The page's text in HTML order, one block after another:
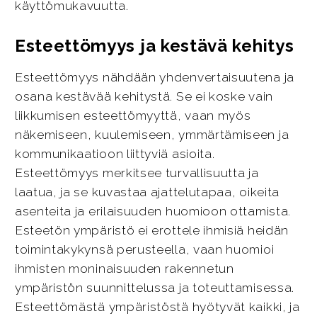
käyttömukavuutta.
Esteettömyys ja kestävä kehitys
Esteettömyys nähdään yhdenvertaisuutena ja
osana kestävää kehitystä. Se ei koske vain
liikkumisen esteettömyyttä, vaan myös
näkemiseen, kuulemiseen, ymmärtämiseen ja
kommunikaatioon liittyviä asioita.
Esteettömyys merkitsee turvallisuutta ja
laatua, ja se kuvastaa ajattelutapaa, oikeita
asenteita ja erilaisuuden huomioon ottamista.
Esteetön ympäristö ei erottele ihmisiä heidän
toimintakykynsä perusteella, vaan huomioi
ihmisten moninaisuuden rakennetun
ympäristön suunnittelussa ja toteuttamisessa.
Esteettömästä ympäristöstä hyötyvät kaikki, ja